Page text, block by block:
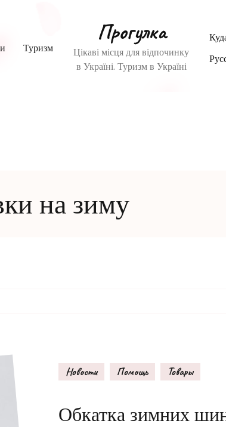
Туризм
Прогулка
Цікаві місця для відпочинку
в Україні. Туризм в Україні
на зиму
Новости Помощь Товары
Обкатка зимних